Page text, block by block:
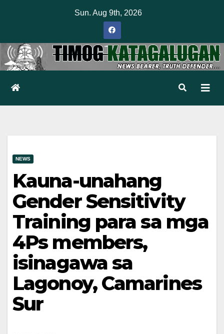
Sun. Aug 9th, 2026
NEWS
Kauna-unahang
Gender Sensitivity
Training para sa mga
4Ps members,
isinagawa sa
Lagonoy, Camarines
Sur